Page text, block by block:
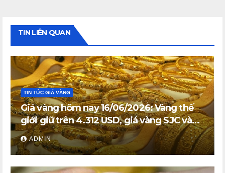
TIN LIÊN QUAN
TIN TỨC GIÁ VÀNG
Giá vàng hôm nay 16/06/2026: Vàng thế
giới giữ trên 4.312 USD, giá vàng SJC và
vàng nhẫn trong nước đi ngang
ADMIN